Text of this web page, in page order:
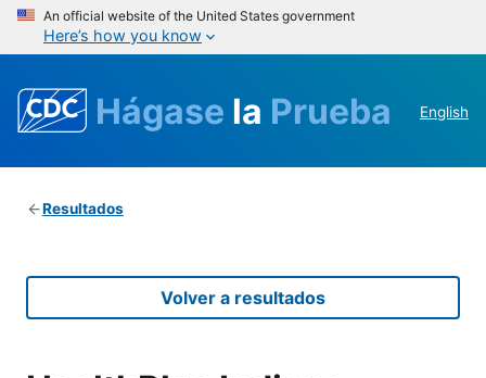
An official website of the United States government
Here’s how you know
Hágase la Prueba English
Resultados
Volver a resultados